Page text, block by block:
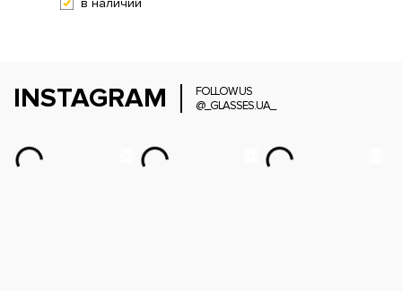
в наличии
INSTAGRAM
FOLLOW US
@_GLASSES.UA_